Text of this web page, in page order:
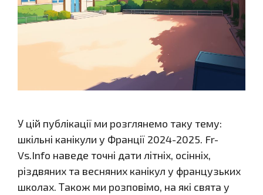
У цій публікації ми розглянемо таку тему:
шкільні канікули у Франції 2024-2025. Fr-
Vs.Info наведе точні дати літніх, осінніх,
різдвяних та весняних канікул у французьких
школах. Також ми розповімо, на які свята у